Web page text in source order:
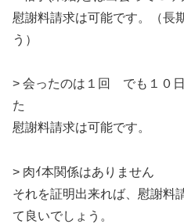
慰謝料請求は可能です。（長
う）
> 会ったのは１回 でも１０
た
慰謝料請求は可能です。
> 肉ｲ本関係はありません
それを証明出来れば、慰謝料
て良いでしょう。